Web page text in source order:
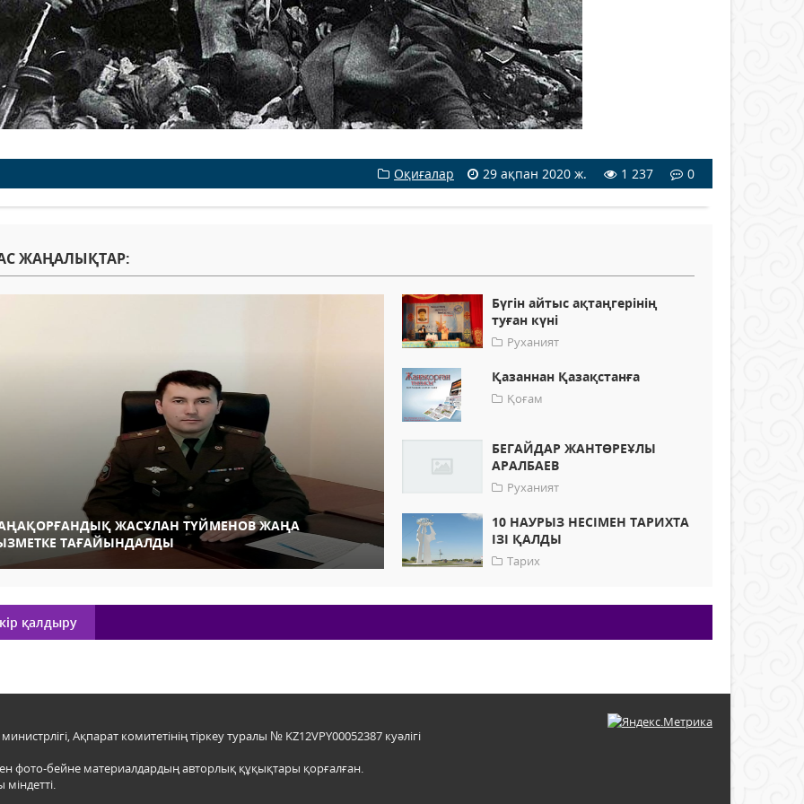
Оқиғалар 29 ақпан 2020 ж. 1 237 0
ЖАҢАЛЫҚТАР:
ЖАСҰЛАН ТҮЙМЕНОВ ЖАҢА
ТАҒАЙЫНДАЛДЫ
Бүгін айтыс ақтаңгерінің
туған күні
Руханият
Қазаннан Қазақстанға
Қоғам
БЕГАЙДАР ЖАНТӨРЕҰЛЫ
АРАЛБАЕВ
Руханият
10 НАУРЫЗ НЕСІМЕН ТАРИХТА
ІЗІ ҚАЛДЫ
Тарих
қалдыру
Ақпарат комитетінің тіркеу туралы № KZ12VPY00052387 куәлігі
фото-бейне материалдардың авторлық құқықтары қорғалған.